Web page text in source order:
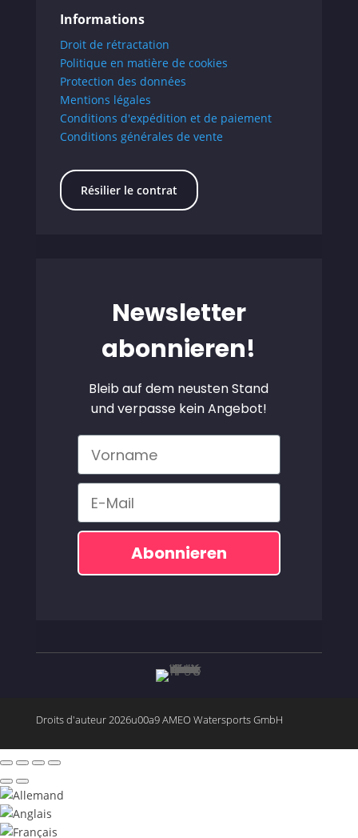
Informations
Droit de rétractation
Politique en matière de cookies
Protection des données
Mentions légales
Conditions d'expédition et de paiement
Conditions générales de vente
Résilier le contrat
Newsletter
abonnieren!
Bleib auf dem neusten Stand
und verpasse kein Angebot!
Vorname
Email
Abonnieren
Droits d'auteur 2026u00a9 AMEO Watersports GmbH